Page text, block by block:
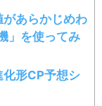
あらかじめわ
」を使ってみ
化形CP予想シ